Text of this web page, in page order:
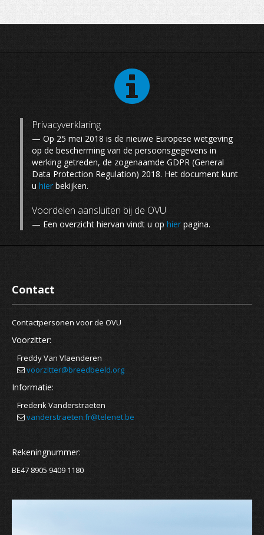
WEDSTRIJDEN
Privacyverklaring
— Op 25 mei 2018 is de nieuwe Europese wetgeving
op de bescherming van de persoonsgegevens in
werking getreden, de zogenaamde GDPR (General
Data Protection Regulation) 2018. Het document kunt
u hier bekijken.
Voordelen aansluiten bij de OVU
— Een overzicht hiervan vindt u op hier pagina.
Contact
Contactpersonen voor de OVU
Voorzitter:
Freddy Van Vlaenderen
voorzitter@breedbeeld.org
Informatie:
Frederik Vanderstraeten
vanderstraeten.fr@telenet.be
Rekeningnummer:
BE47 8905 9409 1180